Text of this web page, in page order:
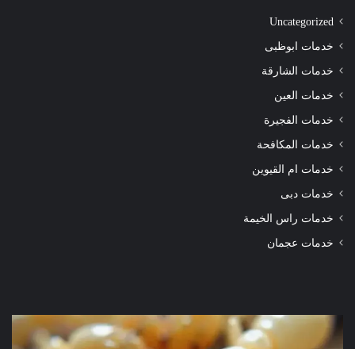
Uncategorized
خدمات ابوظبى
خدمات الشارقة
خدمات العين
خدمات الفجيرة
خدمات المكافحة
خدمات ام القيوين
خدمات دبى
خدمات راس الخيمة
خدمات عجمان
شركة
مكافحة